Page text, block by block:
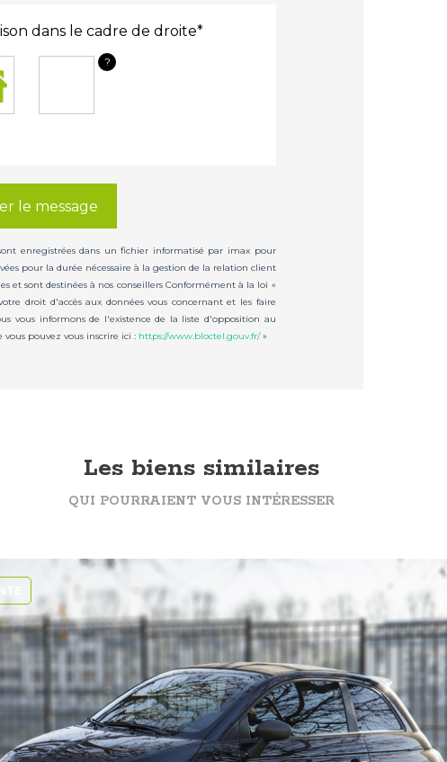
dans le cadre de droite*
?
le message
enregistrées dans un fichier informatisé par imax pour
pour la durée nécessaire à la gestion de la relation client
et sont destinées à nos conseillers Conformément à la loi «
droit d'accès aux données vous concernant et les faire
vous informons de l'existence de la liste d'opposition au
pouvez vous inscrire ici : https://www.bloctel.gouv.fr/»
Les biens similaires
QUI POURRAIENT VOUS INTÉRESSER